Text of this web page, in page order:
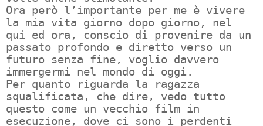
Ora però l’importante per me è vivere
la mia vita giorno dopo giorno, nel
qui ed ora, conscio di provenire da un
passato profondo e diretto verso un
futuro senza fine, voglio davvero
immergermi nel mondo di oggi.
Per quanto riguarda la ragazza
squalificata, che dire, vedo tutto
questo come un vecchio film in
esecuzione, dove ci sono i perdenti